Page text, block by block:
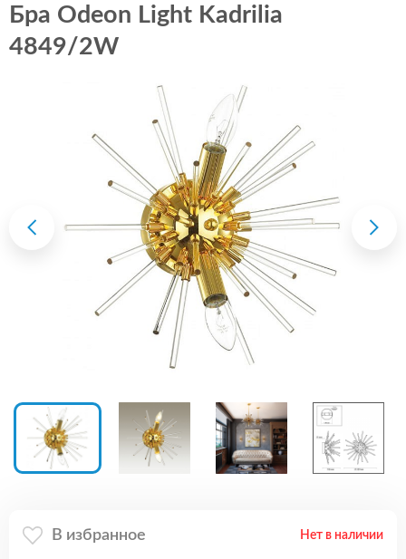
Бра Odeon Light Kadrilia
4849/2W
В избранное Нет в наличии